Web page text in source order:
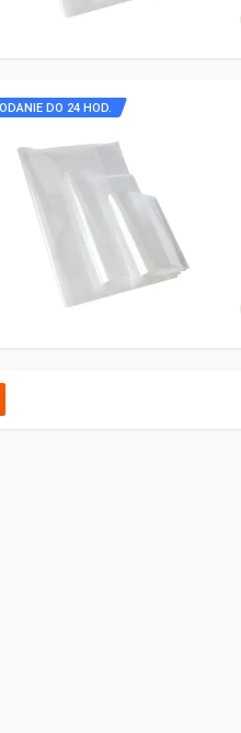
DO 24 HOD.